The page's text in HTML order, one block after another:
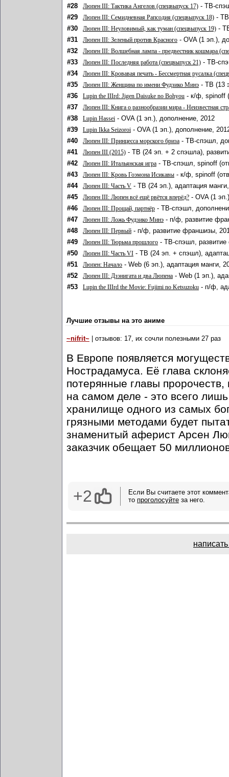
#28
Люпен III: Тактика Ангелов (спецвыпуск 17) - ТВ-
#29
Люпен III: Семидневная Рапсодия (спецвыпуск 18) -
#30
Люпен III: Неуловимый, как туман (спецвыпуск 19) -
#31
Люпен III: Зеленый против Красного - OVA (1 эп.),
#32
Люпен III: Волшебная лампа - предвестник кошмара
#33 Люпен III: Последняя работа (спецвыпуск 21) - ТВ-
#34
Люпен III: Кровавая печать - Бессмертная русалка
#35 Люпен III: Женщина по имени Фудзико Минэ - ТВ (13
#36
Lupin the IIIrd: Jigen Daisuke no Bohyou - к/ф, spinoff
#37
Люпен III: Книга о разнообразии мира - Неизвестная
#38 Lupin Hassei - OVA (1 эп.), дополнение, 2012
#39
Lupin Ikka Seizoroi - OVA (1 эп.), дополнение,
#40
Люпен III: Принцесса морского бриза - ТВ-спэшл,
#41
Люпен III (2015) - ТВ (24 эп. + 2 спэшла),
#42
Люпен III: Итальянская игра - ТВ-спэшл, spinoff
#43
Люпен III: Кровь Гоэмона Исикавы - к/ф, spinoff
#44
Люпен III: Часть V - ТВ (24 эп.), адаптация
#45
Люпен III: Люпен всё ещё рвётся вперёд? - OVA (1
#46
Люпен III: Прощай, партнёр - ТВ-спэшл,
#47
Люпен III: Ложь Фудзико Минэ - п/ф, развитие
#48
Люпен III: Первый - п/ф, развитие франшизы,
#49
Люпен III: Тюрьма прошлого - ТВ-спэшл,
#50
Люпен III: Часть VI - ТВ (24 эп. + спэшл),
#51
Люпен: Начало - Web (6 эп.), адаптация манги,
#52
Люпен III: Дзэнигата и два Люпена - Web (1 эп.),
#53
Lupin the IIIrd the Movie: Fujimi no Ketsuzoku - п/ф,
Лучшие отзывы на это аниме
~nifrit~ | отзывов: 17, их сочли полезными 27 раз
В Европе появляется
Нострадамуса. Её глава
потерянные главы
на самом деле - это всего
хранилище одного из самых
грязными методами будет
знаменитый аферист Арсен
заказчик обещает 50
+2
Если Вы считаете этот
то проголосуйте за него.